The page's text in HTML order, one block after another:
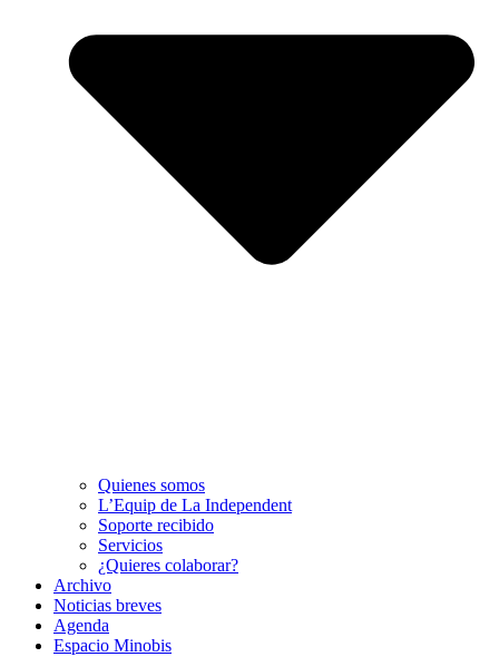
Quienes somos
L’Equip de La Independent
Soporte recibido
Servicios
¿Quieres colaborar?
Archivo
Noticias breves
Agenda
Espacio Minobis